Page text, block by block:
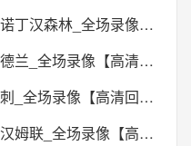
2026年05月24日 伯恩茅斯VS诺丁汉森林_全场录像【高清回放】
2026年05月24日 切尔西VS桑德兰_全场录像【高清回放】
2026年05月24日 埃弗顿VS热刺_全场录像【高清回放】
2026年05月24日 利兹联VS西汉姆联_全场录像【高清回放】